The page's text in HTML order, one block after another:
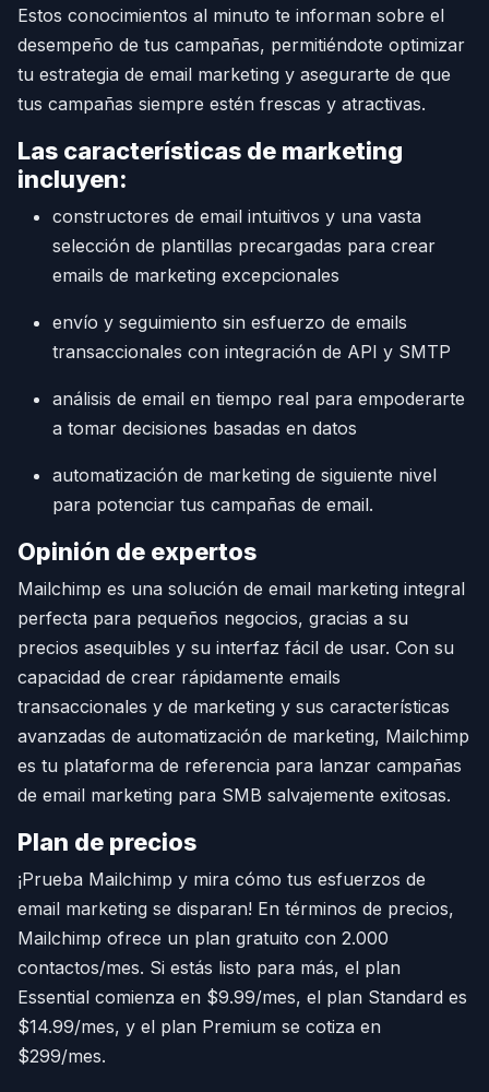
Estos conocimientos al minuto te informan sobre el
desempeño de tus campañas, permitiéndote optimizar
tu estrategia de email marketing y asegurarte de que
tus campañas siempre estén frescas y atractivas.
Las características de marketing
incluyen:
constructores de email intuitivos y una vasta
selección de plantillas precargadas para crear
emails de marketing excepcionales
envío y seguimiento sin esfuerzo de emails
transaccionales con integración de API y SMTP
análisis de email en tiempo real para empoderarte
a tomar decisiones basadas en datos
automatización de marketing de siguiente nivel
para potenciar tus campañas de email.
Opinión de expertos
Mailchimp es una solución de email marketing integral
perfecta para pequeños negocios, gracias a su
precios asequibles y su interfaz fácil de usar. Con su
capacidad de crear rápidamente emails
transaccionales y de marketing y sus características
avanzadas de automatización de marketing, Mailchimp
es tu plataforma de referencia para lanzar campañas
de email marketing para SMB salvajemente exitosas.
Plan de precios
¡Prueba Mailchimp y mira cómo tus esfuerzos de
email marketing se disparan! En términos de precios,
Mailchimp ofrece un plan gratuito con 2.000
contactos/mes. Si estás listo para más, el plan
Essential comienza en $9.99/mes, el plan Standard es
$14.99/mes, y el plan Premium se cotiza en
$299/mes.